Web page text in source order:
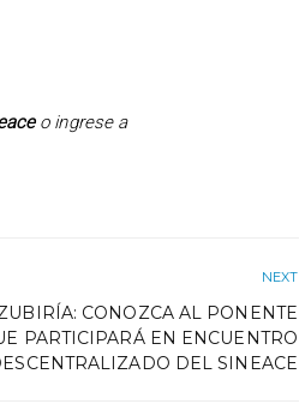
o ingrese a
NEXT
CONOZCA AL PONENTE
PARTICIPARÁ EN ENCUENTRO
DEL SINEACE